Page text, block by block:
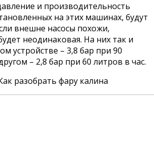
и производительность
на этих машинах, будут
внешне насосы похожи,
неодинаковая. На них так и
устройстве – 3,8 бар при 90
– 2,8 бар при 60 литров в час.
разобрать фару калина